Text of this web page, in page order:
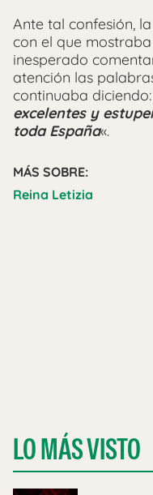
Ante tal confesión,
con el que
inesperado
atención las
continuaba diciendo:
excelentes y
toda España«.
MÁS SOBRE:
Reina Letizia
LO MÁS VISTO